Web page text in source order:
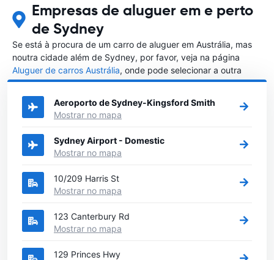
Empresas de aluguer em e perto
de Sydney
Se está à procura de um carro de aluguer em Austrália, mas
noutra cidade além de Sydney, por favor, veja na página
Aluguer de carros Austrália, onde pode selecionar a outra
cidade em Austrália que gostaria de alugar um carro
Aeroporto de Sydney-Kingsford Smith
Mostrar no mapa
Sydney Airport - Domestic
Mostrar no mapa
10/209 Harris St
Mostrar no mapa
123 Canterbury Rd
Mostrar no mapa
129 Princes Hwy